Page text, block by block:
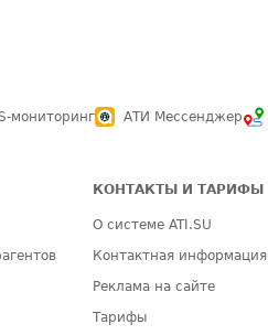
мониторинг АТИ Мессенджер
КОНТАКТЫ И ТАРИФЫ
О системе ATI.SU
Контактная информация
Реклама на сайте
Тарифы